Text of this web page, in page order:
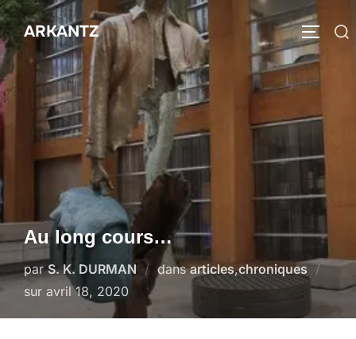
Aller
au
contenu
ARKANTZ Rechercher :
Au long cours…
parS. K. DURMAN dansarticles,chroniques
sur Publié
avril 18, 2020